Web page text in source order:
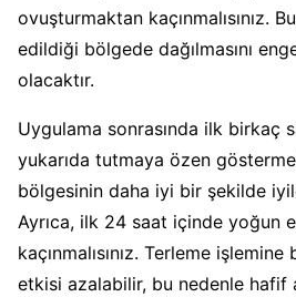
ovuşturmaktan kaçınmalısınız.
edildiği bölgede dağılmasını
olacaktır.
Uygulama sonrasında ilk birkaç
yukarıda tutmaya özen
bölgesinin daha iyi bir şekilde
Ayrıca, ilk 24 saat içinde yoğun
kaçınmalısınız. Terleme
etkisi azalabilir, bu nedenle